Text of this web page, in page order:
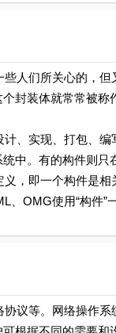
们所关心的，但
封装体就常常被
实现、打包、编
中。有的构件则只
即一个构件是相
、OMG使用“构件
等。网络操作系